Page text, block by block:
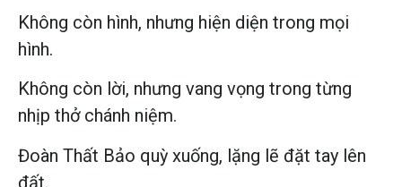
Không còn hình, nhưng hiện diện trong mọi
hình.
Không còn lời, nhưng vang vọng trong từng
nhịp thở chánh niệm.
Đoàn Thất Bảo quỳ xuống, lặng lẽ đặt tay lên
đất.